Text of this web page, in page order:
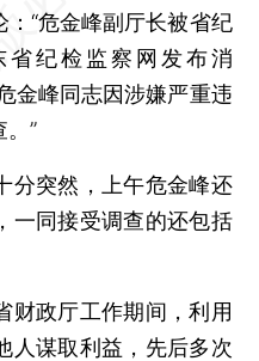
“危金峰副厅长被省纪
省纪检监察网发布消
金峰同志因涉嫌严重违
”
突然，上午危金峰还
一同接受调查的还包括
政厅工作期间，利用
人谋取利益，先后多次